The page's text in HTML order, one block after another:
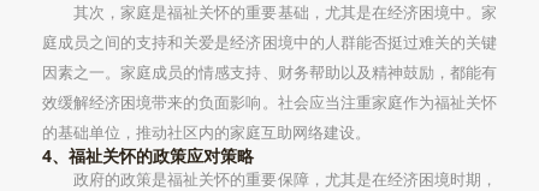
其次，家庭是福祉关怀的重要基础，尤其是在经济困境中。家
庭成员之间的支持和关爱是经济困境中的人群能否挺过难关的关键
因素之一。家庭成员的情感支持、财务帮助以及精神鼓励，都能有
效缓解经济困境带来的负面影响。社会应当注重家庭作为福祉关怀
的基础单位，推动社区内的家庭互助网络建设。
4、福祉关怀的政策应对策略
政府的政策是福祉关怀的重要保障，尤其是在经济困境时期，